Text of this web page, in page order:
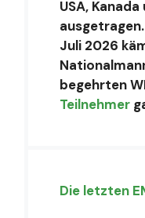
USA,
ausgetragen.
Juli 2026
begehrten
Teilnehmer
Die letzten